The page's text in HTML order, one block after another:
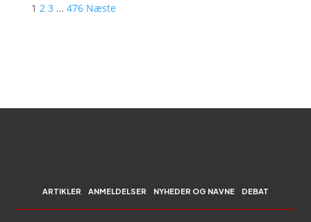
1 2 3 … 476 Næste
ARTIKLER ANMELDELSER NYHEDER OG NAVNE DEBAT